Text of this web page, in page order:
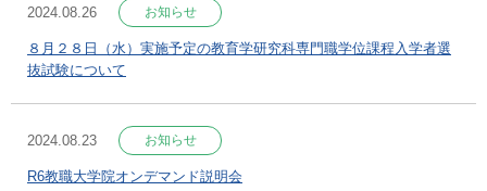
2024.08.26 お知らせ
８月２８日（水）実施予定の教育学研究科専門職学位課程入学者選
抜試験について
2024.08.23 お知らせ
R6教職大学院オンデマンド説明会